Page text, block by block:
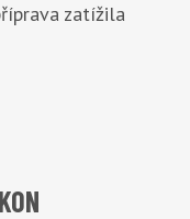
zatížila